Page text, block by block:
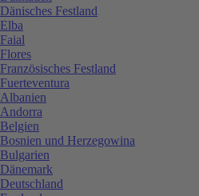
Dänisches Festland
Elba
Faial
Flores
Französisches Festland
Fuerteventura
Albanien
Andorra
Belgien
Bosnien und Herzegowina
Bulgarien
Dänemark
Deutschland